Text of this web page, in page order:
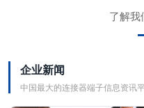
了解我
企业新闻
中国最大的连接器端子信息资讯